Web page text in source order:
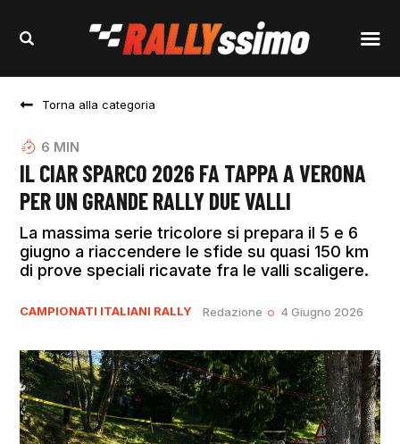
Torna alla categoria
6 MIN
IL CIAR SPARCO 2026 FA TAPPA A VERONA
PER UN GRANDE RALLY DUE VALLI
La massima serie tricolore si prepara il 5 e 6
giugno a riaccendere le sfide su quasi 150 km
di prove speciali ricavate fra le valli scaligere.
CAMPIONATI ITALIANI RALLY Redazione 4 Giugno 2026